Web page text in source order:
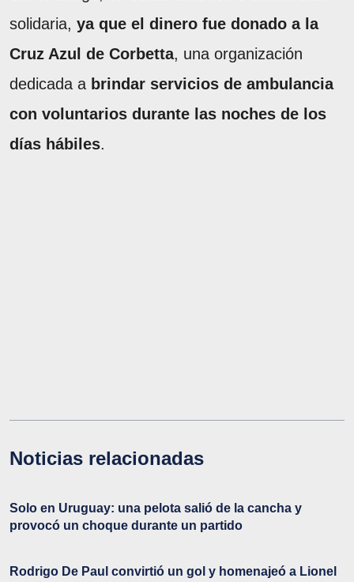
solidaria, ya que el dinero fue donado a la
Cruz Azul de Corbetta, una organización
dedicada a brindar servicios de ambulancia
con voluntarios durante las noches de los
días hábiles.
Noticias relacionadas
Solo en Uruguay: una pelota salió de la cancha y
provocó un choque durante un partido
Rodrigo De Paul convirtió un gol y homenajeó a Lionel